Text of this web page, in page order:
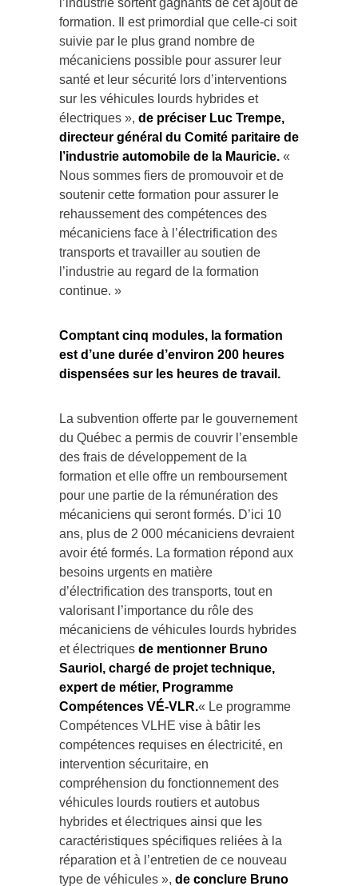
formation. Il est primordial que celle-ci soit
suivie par le plus grand nombre de
mécaniciens possible pour assurer leur
santé et leur sécurité lors d’interventions
sur les véhicules lourds hybrides et
électriques », de préciser Luc Trempe,
directeur général du Comité paritaire de
l’industrie automobile de la Mauricie.
«
Nous sommes fiers de promouvoir et de
soutenir cette formation pour assurer le
rehaussement des compétences des
mécaniciens face à l’électrification des
transports et travailler au soutien de
l’industrie au regard de la formation
continue. »
Comptant cinq modules, la formation
est d’une durée d’environ 200 heures
dispensées sur les heures de travail.
La subvention offerte par le gouvernement
du Québec a permis de couvrir l’ensemble
des frais de développement de la
formation et elle offre un remboursement
pour une partie de la rémunération des
mécaniciens qui seront formés. D’ici 10
ans, plus de 2 000 mécaniciens devraient
avoir été formés. La formation répond aux
besoins urgents en matière
d’électrification des transports, tout en
valorisant l’importance du rôle des
mécaniciens de véhicules lourds hybrides
et électriques de mentionner Bruno
Sauriol, chargé de projet technique,
expert de métier, Programme
Compétences VÉ-VLR. « Le programme
Compétences VLHE vise à bâtir les
compétences requises en électricité, en
intervention sécuritaire, en
compréhension du fonctionnement des
véhicules lourds routiers et autobus
hybrides et électriques ainsi que les
caractéristiques spécifiques reliées à la
réparation et à l’entretien de ce nouveau
type de véhicules », de conclure Bruno